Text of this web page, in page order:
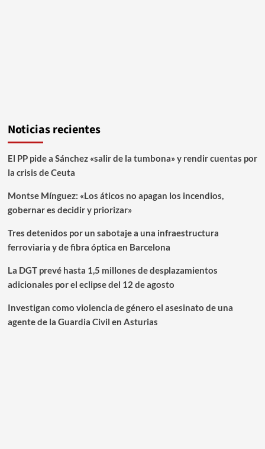
Noticias recientes
El PP pide a Sánchez «salir de la tumbona» y rendir cuentas por
la crisis de Ceuta
Montse Mínguez: «Los áticos no apagan los incendios,
gobernar es decidir y priorizar»
Tres detenidos por un sabotaje a una infraestructura
ferroviaria y de fibra óptica en Barcelona
La DGT prevé hasta 1,5 millones de desplazamientos
adicionales por el eclipse del 12 de agosto
Investigan como violencia de género el asesinato de una
agente de la Guardia Civil en Asturias